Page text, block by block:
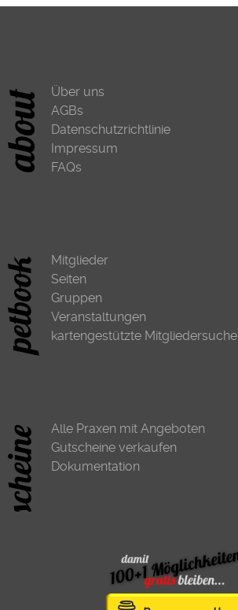
Über uns
AGBs
Datenschutzrichtlinie
Impressum
FAQs
Mitglieder
Seiten
Gruppen
Veranstaltungen
kartengestützte Mitgliedersuche
Alle Praxen mit Angeboten
Gutscheine verkaufen
Dokumentation